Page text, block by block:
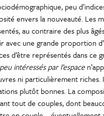
peu
envers la nouveauté. Les
au contraire des plus
avec une grande proportion
d’être représentés dans ce
peu intéressés par l’espace
ni particulièrement riches.
plutôt bonnes. La
tout de couples, dont